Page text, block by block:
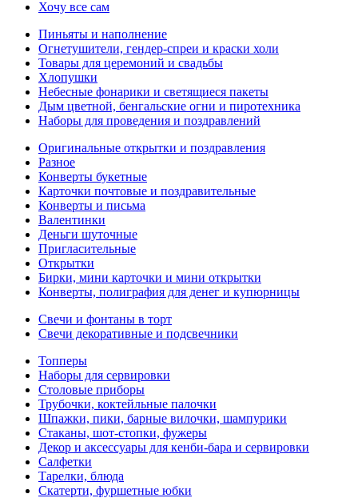
Хочу все сам
Пиньяты и наполнение
Огнетушители, гендер-спреи и краски холи
Товары для церемоний и свадьбы
Хлопушки
Небесные фонарики и светящиеся пакеты
Дым цветной, бенгальские огни и пиротехника
Наборы для проведения и поздравлений
Оригинальные открытки и поздравления
Разное
Конверты букетные
Карточки почтовые и поздравительные
Конверты и письма
Валентинки
Деньги шуточные
Пригласительные
Открытки
Бирки, мини карточки и мини открытки
Конверты, полиграфия для денег и купюрницы
Свечи и фонтаны в торт
Свечи декоративные и подсвечники
Топперы
Наборы для сервировки
Столовые приборы
Трубочки, коктейльные палочки
Шпажки, пики, барные вилочки, шампурики
Стаканы, шот-стопки, фужеры
Декор и аксессуары для кенби-бара и сервировки
Салфетки
Тарелки, блюда
Скатерти, фуршетные юбки